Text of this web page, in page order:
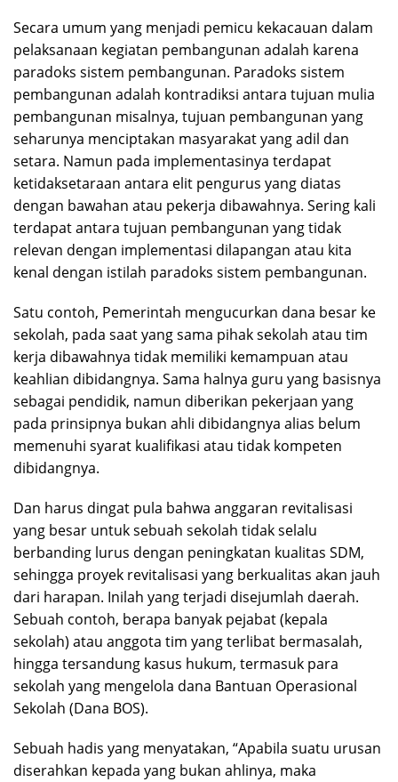
Secara umum yang menjadi pemicu kekacauan dalam
pelaksanaan kegiatan pembangunan adalah karena
paradoks sistem pembangunan. Paradoks sistem
pembangunan adalah kontradiksi antara tujuan mulia
pembangunan misalnya, tujuan pembangunan yang
seharunya menciptakan masyarakat yang adil dan
setara. Namun pada implementasinya terdapat
ketidaksetaraan antara elit pengurus yang diatas
dengan bawahan atau pekerja dibawahnya. Sering kali
terdapat antara tujuan pembangunan yang tidak
relevan dengan implementasi dilapangan atau kita
kenal dengan istilah paradoks sistem pembangunan.
Satu contoh, Pemerintah mengucurkan dana besar ke
sekolah, pada saat yang sama pihak sekolah atau tim
kerja dibawahnya tidak memiliki kemampuan atau
keahlian dibidangnya. Sama halnya guru yang basisnya
sebagai pendidik, namun diberikan pekerjaan yang
pada prinsipnya bukan ahli dibidangnya alias belum
memenuhi syarat kualifikasi atau tidak kompeten
dibidangnya.
Dan harus dingat pula bahwa anggaran revitalisasi
yang besar untuk sebuah sekolah tidak selalu
berbanding lurus dengan peningkatan kualitas SDM,
sehingga proyek revitalisasi yang berkualitas akan jauh
dari harapan. Inilah yang terjadi disejumlah daerah.
Sebuah contoh, berapa banyak pejabat (kepala
sekolah) atau anggota tim yang terlibat bermasalah,
hingga tersandung kasus hukum, termasuk para
sekolah yang mengelola dana Bantuan Operasional
Sekolah (Dana BOS).
Sebuah hadis yang menyatakan, “Apabila suatu urusan
diserahkan kepada yang bukan ahlinya, maka